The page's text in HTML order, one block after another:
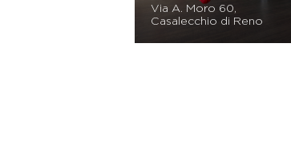
Via A. Moro 60,
Casalecchio di Reno